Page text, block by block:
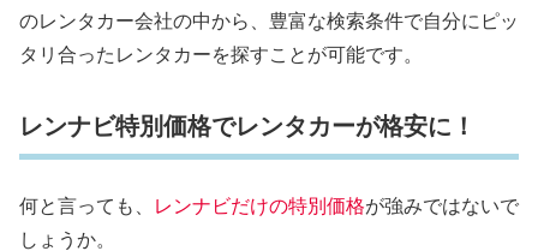
のレンタカー会社の中から、豊富な検索条件で自分にピッ
タリ合ったレンタカーを探すことが可能です。
レンナビ特別価格でレンタカーが格安に！
何と言っても、 レンナビだけの特別価格が強みではないで
しょうか。